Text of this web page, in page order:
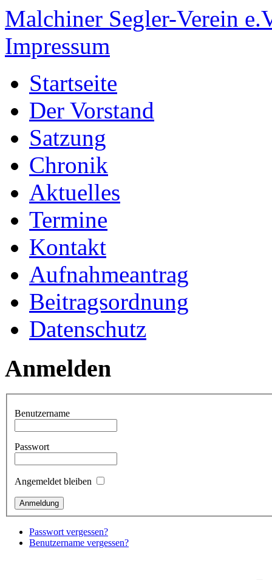
Malchiner Segler-Verein
Impressum
Startseite
Der Vorstand
Satzung
Chronik
Aktuelles
Termine
Kontakt
Aufnahmeantrag
Beitragsordnung
Datenschutz
Anmelden
Benutzername
Passwort
Angemeldet bleiben
Passwort vergessen?
Benutzername vergessen?